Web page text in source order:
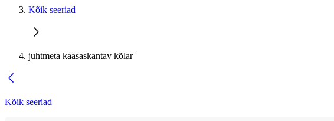
Kõik seeriad
juhtmeta kaasaskantav kõlar
Kõik seeriad